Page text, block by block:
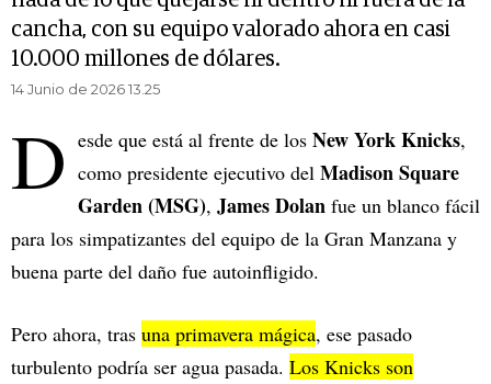
cancha, con su equipo valorado ahora en casi
10.000 millones de dólares.
14 Junio de 2026 13.25
D esde que está al frente de los New York Knicks,
como presidente ejecutivo del Madison Square
Garden (MSG), James Dolan fue un blanco fácil
para los simpatizantes del equipo de la Gran Manzana y
buena parte del daño fue autoinfligido.
Pero ahora, tras una primavera mágica, ese pasado
turbulento podría ser agua pasada. Los Knicks son